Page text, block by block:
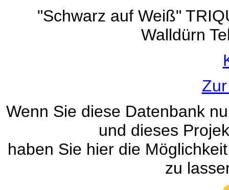
"Schwarz auf Weiß"
Walldürn
Wenn Sie diese Datenbank
und dieses
haben Sie hier die
zu